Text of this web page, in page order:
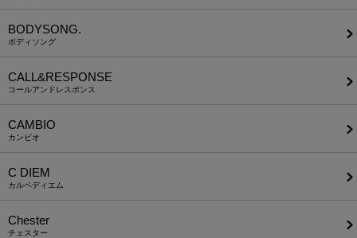
BODYSONG.
ボディソング
CALL&RESPONSE
コールアンドレスポンス
CAMBIO
カンビオ
C DIEM
カルペディエム
Chester
チェスター